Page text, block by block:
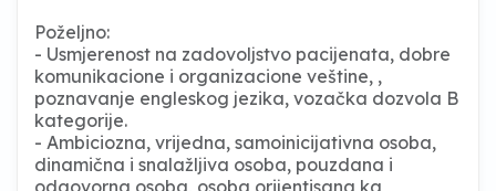
Poželjno:
- Usmjerenost na zadovoljstvo pacijenata, dobre
komunikacione i organizacione veštine, ,
poznavanje engleskog jezika, vozačka dozvola B
kategorije.
- Ambiciozna, vrijedna, samoinicijativna osoba,
dinamična i snalažljiva osoba, pouzdana i
odgovorna osoba, osoba orijentisana ka